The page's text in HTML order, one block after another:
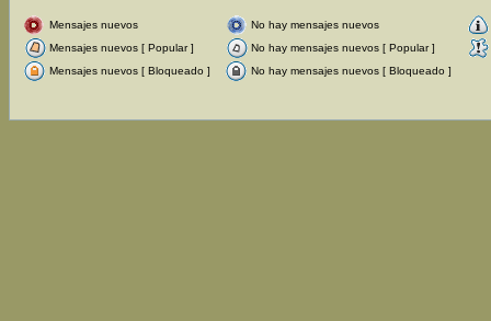
Mensajes nuevos
No hay mensajes nuevos
Mensajes nuevos [ Popular ]
No hay mensajes nuevos [ Popular ]
Mensajes nuevos [ Bloqueado ]
No hay mensajes nuevos [ Bloqueado ]